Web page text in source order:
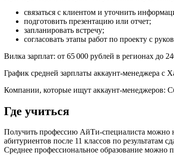
связаться с клиентом и уточнить
подготовить презентацию или отчет;
запланировать встречу;
согласовать этапы работ по проекту с
Вилка зарплат: от 65 000 рублей в регионах до
График средней зарплаты аккаунт-менеджера с
Компании, которые ищут аккаунт-менеджеров:
Где учиться
Получить профессию АйТи-специалиста можно
абитуриентов после 11 классов по результатам
Среднее профессиональное образование можно